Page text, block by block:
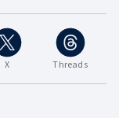
X Threads